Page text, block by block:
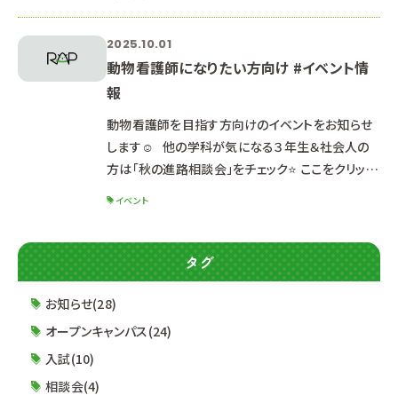
どを行います🏫 「希望の学科」「日にち」「開始希望
時間」をご連絡ください🐾 &nbs
2025.10.01
動物看護師になりたい方向け #イベント情
報
動物看護師を目指す方向けのイベントをお知らせ
します☺ 他の学科が気になる３年生＆社会人の
方は「秋の進路相談会」をチェック⭐ ここをクリック
の併願受験を検討中 / 社会人の方の学び直し な
ど… まずは平日ミニオープンキャンパスor平日夜
間進路相談会への参加をお待ちしていま
イベント
タグ
お知らせ(28)
オープンキャンパス(24)
入試(10)
相談会(4)